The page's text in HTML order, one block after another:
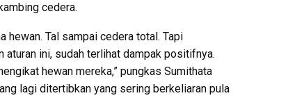
cedera.
hewan. Tal sampai cedera total. Tapi
aturan ini, sudah terlihat dampak positifnya.
hewan mereka,” pungkas Sumithata
lagi ditertibkan yang sering berkeliaran pula